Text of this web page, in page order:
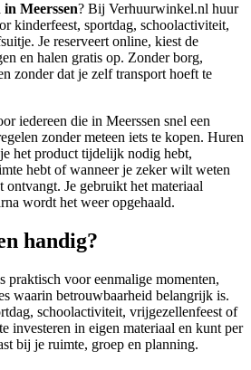
Meerssen? Bij Verhuurwinkel.nl huur
kinderfeest, sportdag, schoolactiviteit,
Je reserveert online, kiest de
en halen gratis op. Zonder borg,
zonder dat je zelf transport hoeft te
iedereen die in Meerssen snel een
zonder meteen iets te kopen. Huren
het product tijdelijk nodig hebt,
hebt of wanneer je zeker wilt weten
ontvangt. Je gebruikt het materiaal
wordt het weer opgehaald.
handig?
praktisch voor eenmalige momenten,
waarin betrouwbaarheid belangrijk is.
schoolactiviteit, vrijgezellenfeest of
investeren in eigen materiaal en kunt per
bij je ruimte, groep en planning.